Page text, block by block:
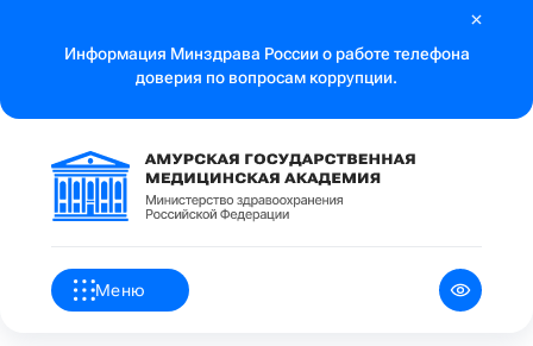
Информация Минздрава России о работе телефона
доверия по вопросам коррупции.
Меню